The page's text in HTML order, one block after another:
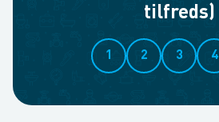
tilfreds)
1 2 3 4